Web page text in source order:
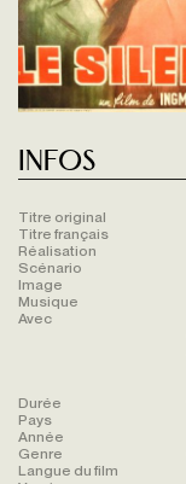
Infos
Titre original
Titre français
Réalisation
Scénario
Image
Musique
Avec
Durée
Pays
Année
Genre
Langue du film